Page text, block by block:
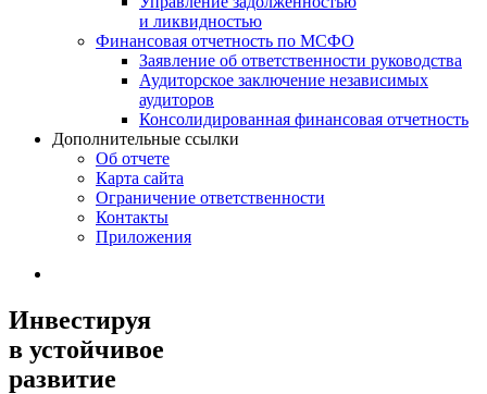
и ликвидностью
Финансовая отчетность по МСФО
Заявление об ответственности руководства
Аудиторское заключение независимых
аудиторов
Консолидированная финансовая отчетность
Дополнительные ссылки
Об отчете
Карта сайта
Ограничение ответственности
Контакты
Приложения
Инвестируя
в устойчивое
развитие